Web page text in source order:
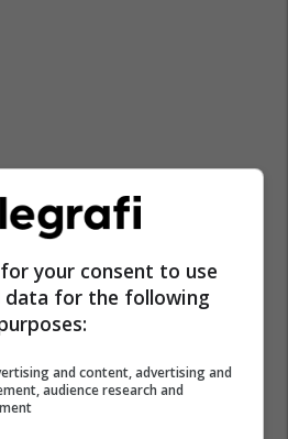
your consent to use
data for the following
and content, advertising and
audience research and